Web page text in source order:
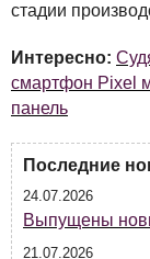
стадии
Интересно:
смартфон Pixel
панель
Последние
24.07.2026
Выпущены
21.07.2026